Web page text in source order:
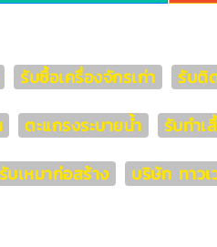
รับซื้อเครื่องจักรเก่า รับติ
ตะแกรงระบายน้ำ รับทำเ
รับเหมาก่อสร้าง บริษัท ทาว